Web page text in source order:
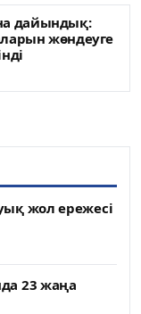
дайындық:
жөндеуге
жол ережесі
23 жаңа